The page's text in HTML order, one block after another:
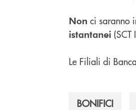
Non ci saranno
istantanei (SCT
Le Filiali di
BONIFICI